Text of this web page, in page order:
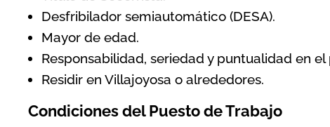
Desfribilador semiautomático (DESA).
Mayor de edad.
Responsabilidad, seriedad y puntualidad en
Residir en Villajoyosa o alrededores.
Condiciones del Puesto de Trabajo